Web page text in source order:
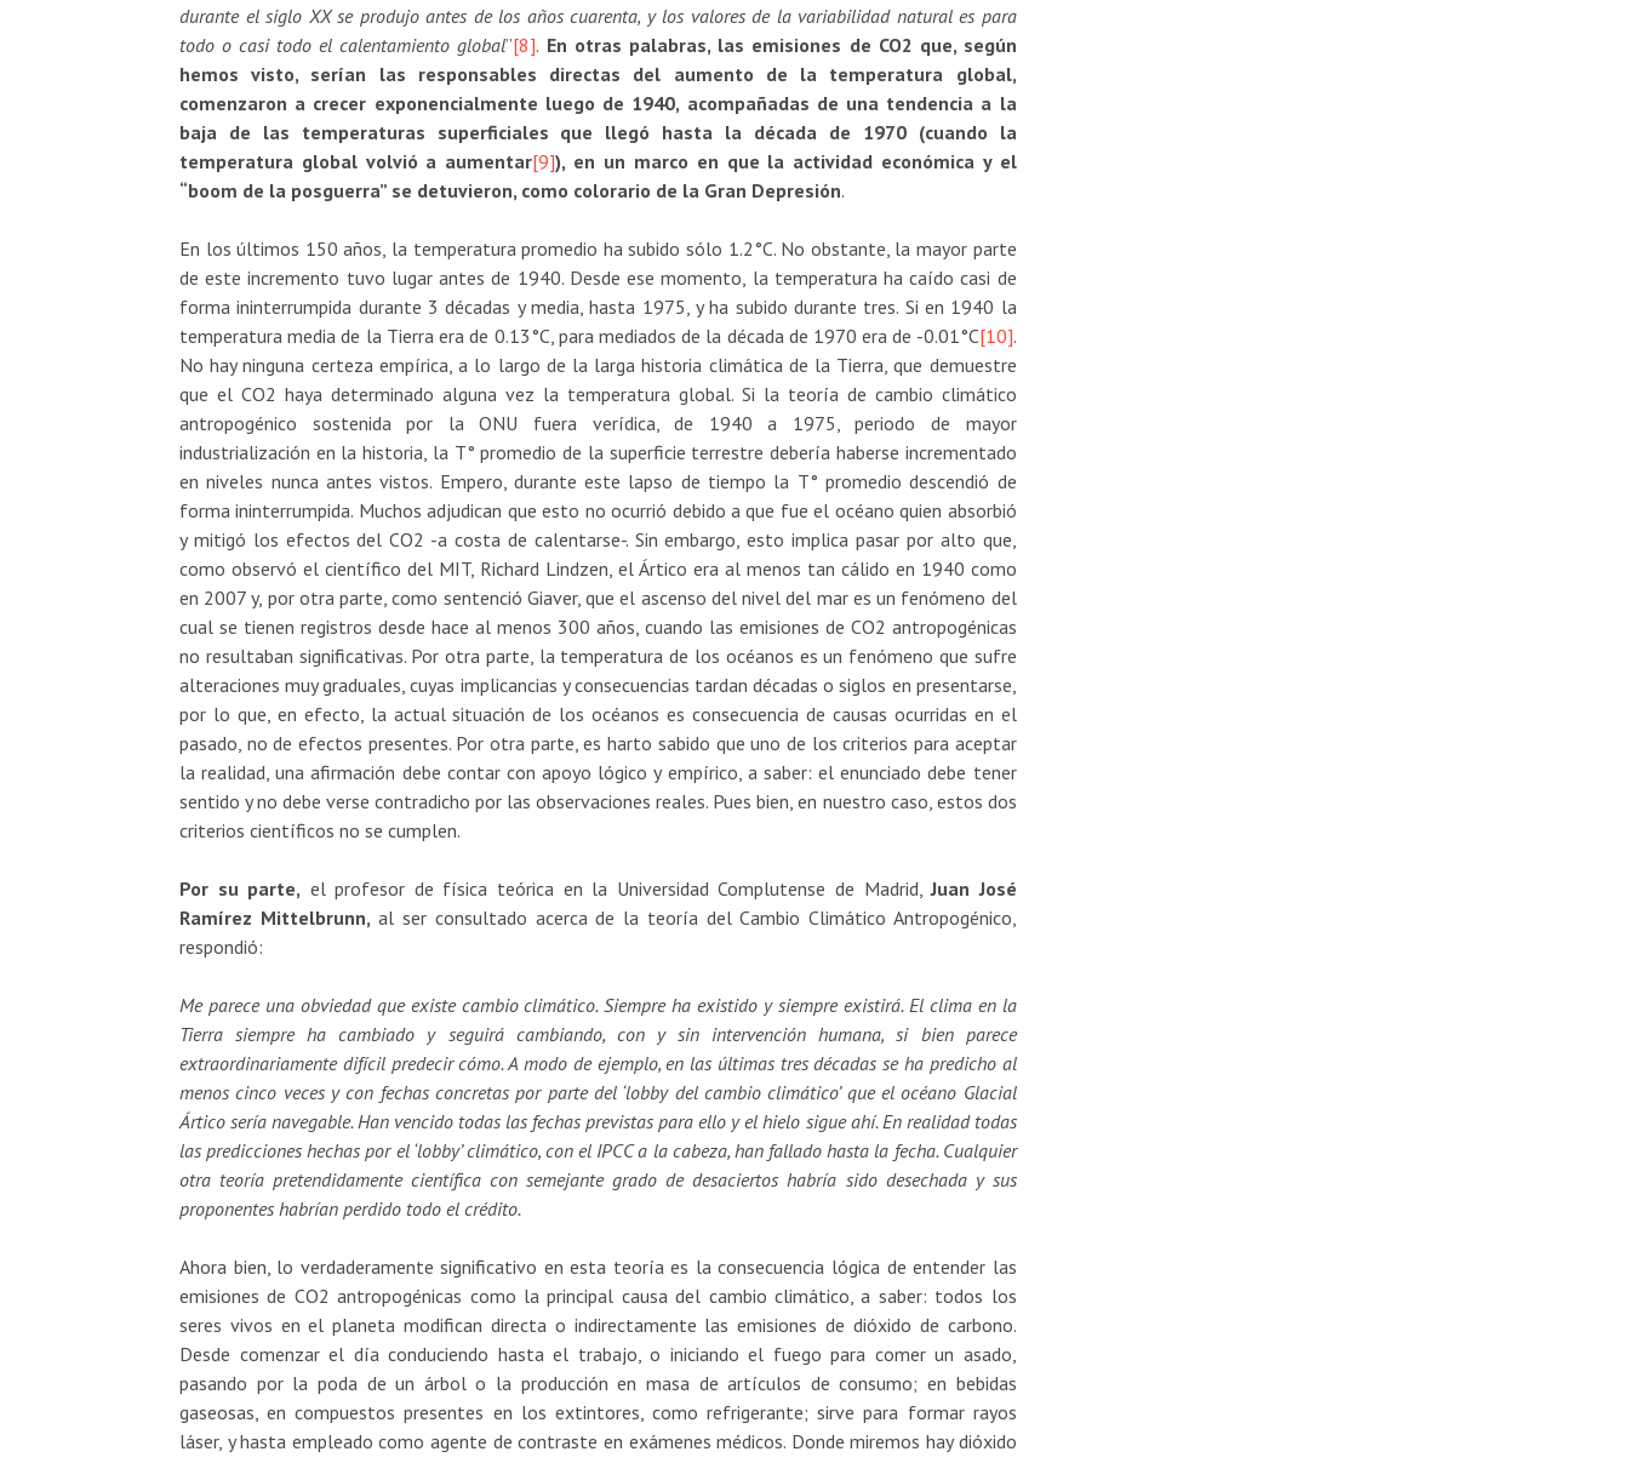
durante el siglo XX se produjo antes de los años cuarenta, y los valores de la variabilidad natural es para
todo o casi todo el calentamiento global”[8]. En otras palabras, las emisiones de CO2 que, según
hemos visto, serían las responsables directas del aumento de la temperatura global,
comenzaron a crecer exponencialmente luego de 1940, acompañadas de una tendencia a la
baja de las temperaturas superficiales que llegó hasta la década de 1970 (cuando la
temperatura global volvió a aumentar[9]), en un marco en que la actividad económica y el
“boom de la posguerra” se detuvieron, como colorario de la Gran Depresión.
En los últimos 150 años, la temperatura promedio ha subido sólo 1.2°C. No obstante, la mayor parte
de este incremento tuvo lugar antes de 1940. Desde ese momento, la temperatura ha caído casi de
forma ininterrumpida durante 3 décadas y media, hasta 1975, y ha subido durante tres. Si en 1940 la
temperatura media de la Tierra era de 0.13°C, para mediados de la década de 1970 era de -0.01°C[10].
No hay ninguna certeza empírica, a lo largo de la larga historia climática de la Tierra, que demuestre
que el CO2 haya determinado alguna vez la temperatura global. Si la teoría de cambio climático
antropogénico sostenida por la ONU fuera verídica, de 1940 a 1975, periodo de mayor
industrialización en la historia, la T° promedio de la superficie terrestre debería haberse incrementado
en niveles nunca antes vistos. Empero, durante este lapso de tiempo la T° promedio descendió de
forma ininterrumpida. Muchos adjudican que esto no ocurrió debido a que fue el océano quien absorbió
y mitigó los efectos del CO2 -a costa de calentarse-. Sin embargo, esto implica pasar por alto que,
como observó el científico del MIT, Richard Lindzen, el Ártico era al menos tan cálido en 1940 como
en 2007 y, por otra parte, como sentenció Giaver, que el ascenso del nivel del mar es un fenómeno del
cual se tienen registros desde hace al menos 300 años, cuando las emisiones de CO2 antropogénicas
no resultaban significativas. Por otra parte, la temperatura de los océanos es un fenómeno que sufre
alteraciones muy graduales, cuyas implicancias y consecuencias tardan décadas o siglos en presentarse,
por lo que, en efecto, la actual situación de los océanos es consecuencia de causas ocurridas en el
pasado, no de efectos presentes. Por otra parte, es harto sabido que uno de los criterios para aceptar
la realidad, una afirmación debe contar con apoyo lógico y empírico, a saber: el enunciado debe tener
sentido y no debe verse contradicho por las observaciones reales. Pues bien, en nuestro caso, estos dos
criterios científicos no se cumplen.
Por su parte, el profesor de física teórica en la Universidad Complutense de Madrid,Juan José
Ramírez Mittelbrunn, al ser consultado acerca de la teoría del Cambio Climático Antropogénico,
respondió:
Me parece una obviedad que existe cambio climático. Siempre ha existido y siempre existirá. El clima en la
Tierra siempre ha cambiado y seguirá cambiando, con y sin intervención humana, si bien parece
extraordinariamente difícil predecir cómo. A modo de ejemplo, en las últimas tres décadas se ha predicho al
menos cinco veces y con fechas concretas por parte del ‘lobby del cambio climático’ que el océano Glacial
Ártico sería navegable. Han vencido todas las fechas previstas para ello y el hielo sigue ahí. En realidad todas
las predicciones hechas por el ‘lobby’ climático, con el IPCC a la cabeza, han fallado hasta la fecha. Cualquier
otra teoría pretendidamente científica con semejante grado de desaciertos habría sido desechada y sus
proponentes habrían perdido todo el crédito.
Ahora bien, lo verdaderamente significativo en esta teoría es la consecuencia lógica de entender las
emisiones de CO2 antropogénicas como la principal causa del cambio climático, a saber: todos los
seres vivos en el planeta modifican directa o indirectamente las emisiones de dióxido de carbono.
Desde comenzar el día conduciendo hasta el trabajo, o iniciando el fuego para comer un asado,
pasando por la poda de un árbol o la producción en masa de artículos de consumo; en bebidas
gaseosas, en compuestos presentes en los extintores, como refrigerante; sirve para formar rayos
láser, y hasta empleado como agente de contraste en exámenes médicos. Donde miremos hay dióxido